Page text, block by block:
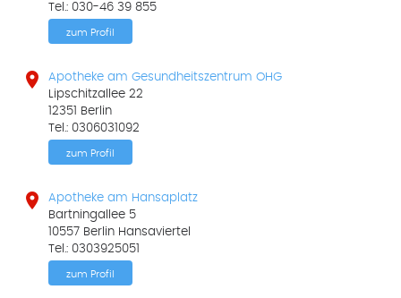
Tel.: 030-46 39 855
zum Profil

Apotheke am Gesundheitszentrum OHG
Lipschitzallee 22
12351 Berlin
Tel.: 0306031092
zum Profil

Apotheke am Hansaplatz
Bartningallee 5
10557 Berlin Hansaviertel
Tel.: 0303925051
zum Profil